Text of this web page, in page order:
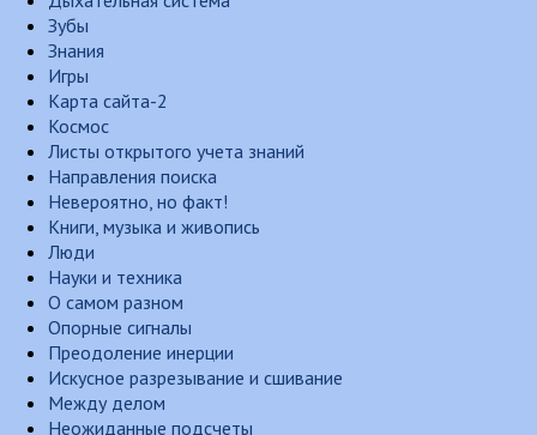
Зубы
Знания
Игры
Карта сайта-2
Космос
Листы открытого учета знаний
Направления поиска
Невероятно, но факт!
Книги, музыка и живопись
Люди
Науки и техника
О самом разном
Опорные сигналы
Преодоление инерции
Искусное разрезывание и сшивание
Между делом
Неожиданные подсчеты